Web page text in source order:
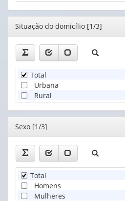
Editor
Situação do domicílio [1/3]
Total
Urbana
Rural
Editor
Sexo [1/3]
Total
Homens
Mulheres